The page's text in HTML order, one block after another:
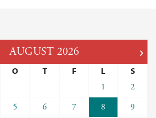
AUGUST 2026
O T F L S
1
2
5 6 7 8
9